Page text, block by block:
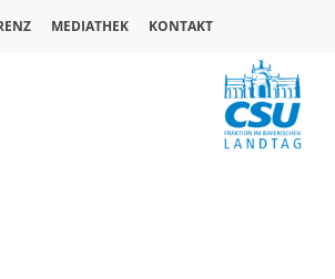
MEDIATHEK KONTAKT